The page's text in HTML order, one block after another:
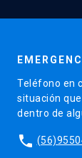
Teléfono en
situación
dentro de
phone